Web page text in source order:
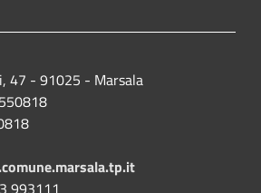
47 - 91025 - Marsala
993111